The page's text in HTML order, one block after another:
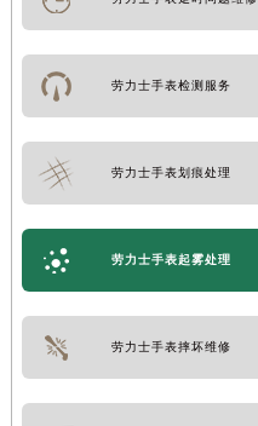
劳力士手表检测服务
劳力士手表划痕处理
劳力士手表起雾处理
劳力士手表摔坏维修